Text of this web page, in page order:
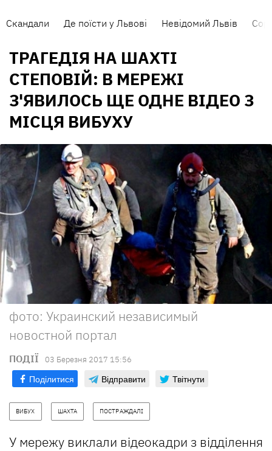
Скандали Де поїсти у Львові Невідомий Львів
ТРАГЕДІЯ НА ШАХТІ
СТЕПОВІЙ: В МЕРЕЖІ
З'ЯВИЛОСЬ ЩЕ ОДНЕ ВІДЕО З
МІСЦЯ ВИБУХУ
фото: Украинский независимый
новостной портал
ПОДІЇ 03 Березня 2017 15:56
Поділитися Відправити Твітнути
ВИБУХ ШАХТА ПОСТРАЖДАЛІ
У мережу виклали відеокадри з відділення